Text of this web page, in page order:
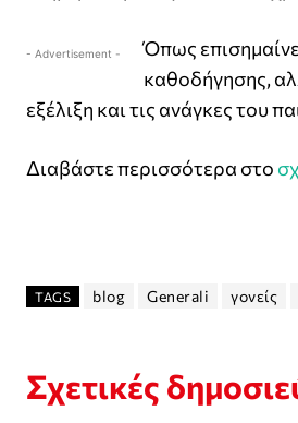
- Advertisement -
Όπως
καθοδήγησης,
εξέλιξη και τις ανάγκες του
Διαβάστε περισσότερα στο
TAGS blog Generali γονείς
Σχετικές